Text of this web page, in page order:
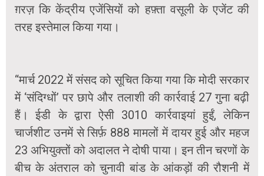
ग़रज़ कि केंद्रीय एजेंसियों को हफ़्ता वसूली के एजेंट की
तरह इस्तेमाल किया गया।
“मार्च 2022 में संसद को सूचित किया गया कि मोदी सरकार
में ‘संदिग्धों’ पर छापे और तलाशी की कार्रवाई 27 गुना बढ़ी
हैं। ईडी के द्वारा ऐसी 3010 कार्रवाइयां हुईं, लेकिन
चार्जशीट उनमें से सिर्फ़ 888 मामलों में दायर हुई और महज
23 अभियुक्तों को अदालत ने दोषी पाया। इन तीन चरणों के
बीच के अंतराल को चुनावी बांड के आंकड़ों की रौशनी में